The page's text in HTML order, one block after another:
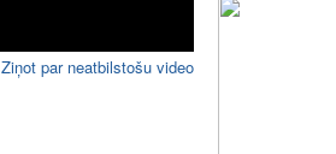
Ziņot par neatbilstošu video